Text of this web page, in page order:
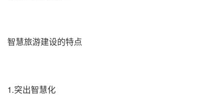
智慧旅游建设的特点
1.突出智慧化